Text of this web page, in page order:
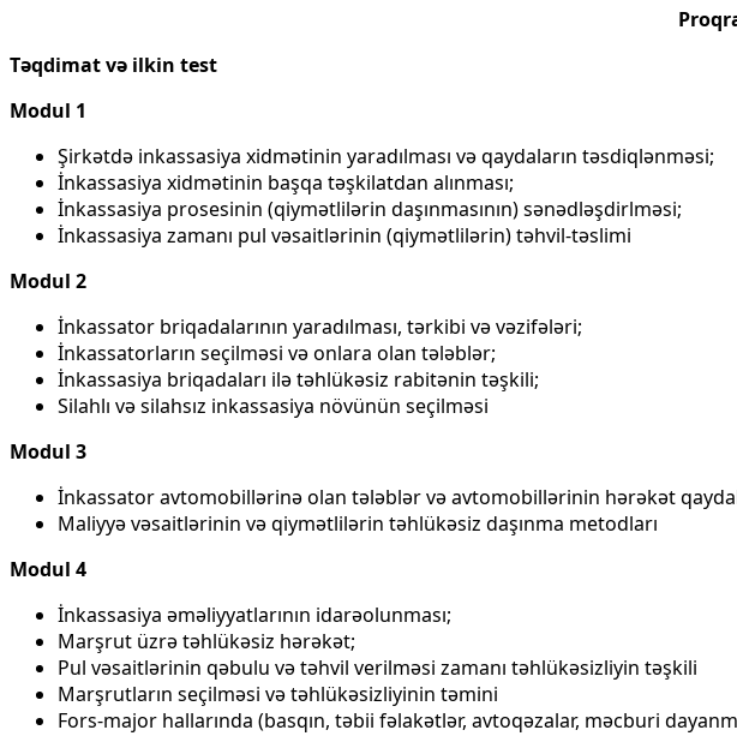
Təqdimat və ilkin test
Modul 1
Şirkətdə inkassasiya xidmətinin yaradılması və qaydaların təsdiqlənməsi;
İnkassasiya xidmətinin başqa təşkilatdan alınması;
İnkassasiya prosesinin (qiymətlilərin daşınmasının) sənədləşdirlməsi;
İnkassasiya zamanı pul vəsaitlərinin (qiymətlilərin) təhvil-təslimi
Modul 2
İnkassator briqadalarının yaradılması, tərkibi və vəzifələri;
İnkassatorların seçilməsi və onlara olan tələblər;
İnkassasiya briqadaları ilə təhlükəsiz rabitənin təşkili;
Silahlı və silahsız inkassasiya növünün seçilməsi
Modul 3
İnkassator avtomobillərinə olan tələblər və avtomobillərinin hərəkət
Maliyyə vəsaitlərinin və qiymətlilərin təhlükəsiz daşınma metodları
Modul 4
İnkassasiya əməliyyatlarının idarəolunması;
Marşrut üzrə təhlükəsiz hərəkət;
Pul vəsaitlərinin qəbulu və təhvil verilməsi zamanı təhlükəsizliyin təşkili
Marşrutların seçilməsi və təhlükəsizliyinin təmini
Fors-major hallarında (basqın, təbii fəlakətlər, avtoqəzalar, məcburi